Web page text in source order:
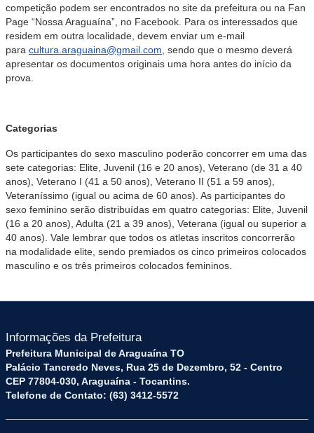
competição podem ser encontrados no site da prefeitura ou na Fan
Page “Nossa Araguaína”, no Facebook. Para os interessados que
residem em outra localidade, devem enviar um e-mail
para cultura.araguaina@gmail.com , sendo que o mesmo deverá
apresentar os documentos originais uma hora antes do início da
prova.
Categorias
Os participantes do sexo masculino poderão concorrer em uma das
sete categorias: Elite, Juvenil (16 e 20 anos), Veterano (de 31 a 40
anos), Veterano I (41 a 50 anos), Veterano II (51 a 59 anos),
Veteraníssimo (igual ou acima de 60 anos). As participantes do
sexo feminino serão distribuídas em quatro categorias: Elite, Juvenil
(16 a 20 anos), Adulta (21 a 39 anos), Veterana (igual ou superior a
40 anos). Vale lembrar que todos os atletas inscritos concorrerão
na modalidade elite, sendo premiados os cinco primeiros colocados
masculino e os três primeiros colocados femininos.
Informações da Prefeitura
Prefeitura Municipal de Araguaína TO
Palácio Tancredo Neves, Rua 25 de Dezembro, 52 - Centro
CEP 77804-030, Araguaína - Tocantins.
Telefone de Contato: (63) 3412-5572